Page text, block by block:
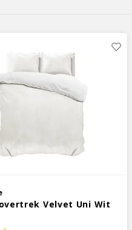
Velvet Uni Wit